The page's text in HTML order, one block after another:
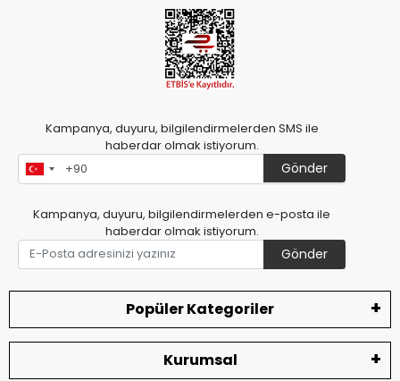
Kampanya, duyuru, bilgilendirmelerden SMS ile
haberdar olmak istiyorum.
Gönder
Kampanya, duyuru, bilgilendirmelerden e-posta ile
haberdar olmak istiyorum.
Gönder
Popüler Kategoriler
Kurumsal